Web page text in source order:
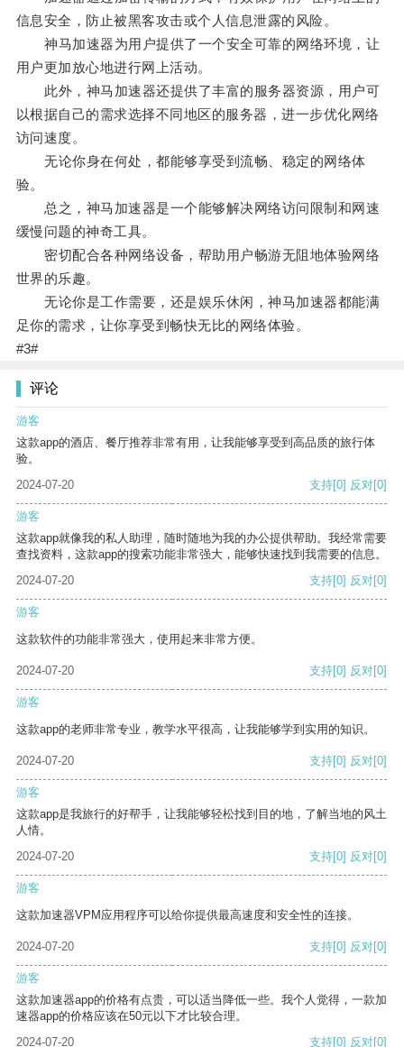
信息安全，防止被黑客攻击或个人信息泄露的风险。
神马加速器为用户提供了一个安全可靠的网络环境，让
用户更加放心地进行网上活动。
此外，神马加速器还提供了丰富的服务器资源，用户可
以根据自己的需求选择不同地区的服务器，进一步优化网络
访问速度。
无论你身在何处，都能够享受到流畅、稳定的网络体
验。
总之，神马加速器是一个能够解决网络访问限制和网速
缓慢问题的神奇工具。
密切配合各种网络设备，帮助用户畅游无阻地体验网络
世界的乐趣。
无论你是工作需要，还是娱乐休闲，神马加速器都能满
足你的需求，让你享受到畅快无比的网络体验。
#3#
评论
游客
这款app的酒店、餐厅推荐非常有用，让我能够享受到高品质的旅行体
验。
2024-07-20
支持[0] 反对[0]
游客
这款app就像我的私人助理，随时随地为我的办公提供帮助。我经常需要
查找资料，这款app的搜索功能非常强大，能够快速找到我需要的信息。
2024-07-20
支持[0] 反对[0]
游客
这款软件的功能非常强大，使用起来非常方便。
2024-07-20 支持[0] 反对[0]
游客
这款app的老师非常专业，教学水平很高，让我能够学到实用的知识。
2024-07-20 支持[0] 反对[0]
游客
这款app是我旅行的好帮手，让我能够轻松找到目的地，了解当地的风土
人情。
2024-07-20
支持[0] 反对[0]
游客
这款加速器VPM应用程序可以给你提供最高速度和安全性的连接。
2024-07-20 支持[0] 反对[0]
游客
这款加速器app的价格有点贵，可以适当降低一些。我个人觉得，一款加
速器app的价格应该在50元以下才比较合理。
2024-07-20
支持[0] 反对[0]